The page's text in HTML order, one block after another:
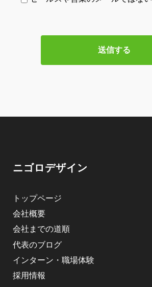
ニゴロデザイン
トップページ
会社概要
会社までの道順
代表のブログ
インターン・職場体験
採用情報